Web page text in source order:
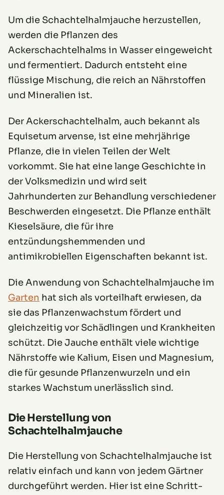
Um die Schachtelhalmjauche herzustellen,
werden die Pflanzen des
Ackerschachtelhalms in Wasser eingeweicht
und fermentiert. Dadurch entsteht eine
flüssige Mischung, die reich an Nährstoffen
und Mineralien ist.
Der Ackerschachtelhalm, auch bekannt als
Equisetum arvense, ist eine mehrjährige
Pflanze, die in vielen Teilen der Welt
vorkommt. Sie hat eine lange Geschichte in
der Volksmedizin und wird seit
Jahrhunderten zur Behandlung verschiedener
Beschwerden eingesetzt. Die Pflanze enthält
Kieselsäure, die für ihre
entzündungshemmenden und
antimikrobiellen Eigenschaften bekannt ist.
Die Anwendung von Schachtelhalmjauche im
Garten hat sich als vorteilhaft erwiesen, da
sie das Pflanzenwachstum fördert und
gleichzeitig vor Schädlingen und Krankheiten
schützt. Die Jauche enthält viele wichtige
Nährstoffe wie Kalium, Eisen und Magnesium,
die für gesunde Pflanzenwurzeln und ein
starkes Wachstum unerlässlich sind.
Die Herstellung von
Schachtelhalmjauche
Die Herstellung von Schachtelhalmjauche ist
relativ einfach und kann von jedem Gärtner
durchgeführt werden. Hier ist eine Schritt-